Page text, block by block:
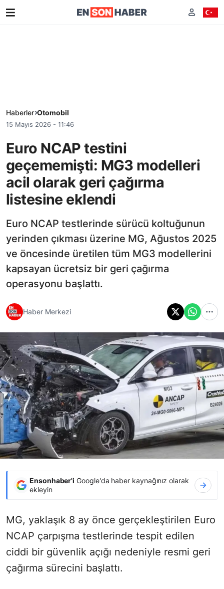
Haberler Otomobil
15 Mayıs 2026 - 11:46
Euro NCAP testini
geçememişti: MG3 modelleri
acil olarak geri çağırma
listesine eklendi
Euro NCAP testlerinde sürücü koltuğunun
yerinden çıkması üzerine MG, Ağustos 2025
ve öncesinde üretilen tüm MG3 modellerini
kapsayan ücretsiz bir geri çağırma
operasyonu başlattı.
Haber Merkezi
Ensonhaber'i Google'da haber kaynağınız olarak
ekleyin
MG, yaklaşık 8 ay önce gerçekleştirilen Euro
NCAP çarpışma testlerinde tespit edilen
ciddi bir güvenlik açığı nedeniyle resmi geri
çağırma sürecini başlattı.